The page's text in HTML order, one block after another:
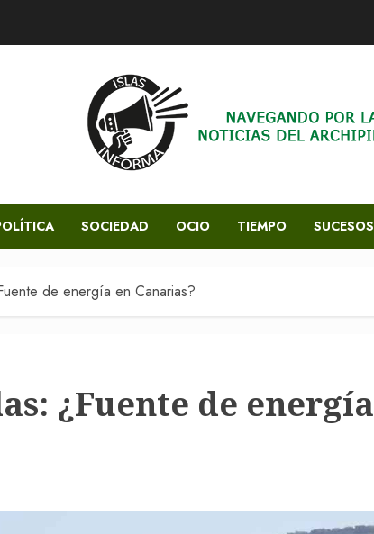
SOCIEDAD OCIO TIEMPO SUCESOS
de energía en Canarias?
¿Fuente de energía